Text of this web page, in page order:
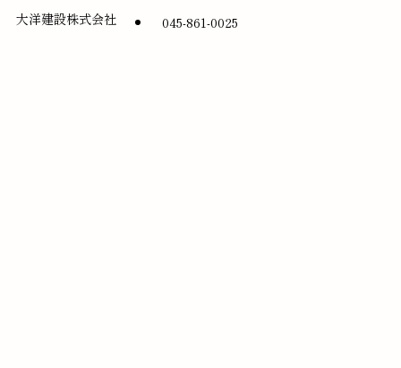
大洋建設株式会社 045-861-0025